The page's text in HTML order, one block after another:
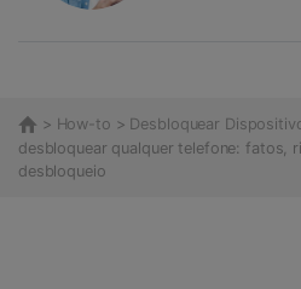
> How-to > Desbloquear
desbloquear qualquer telefone: fatos,
desbloqueio